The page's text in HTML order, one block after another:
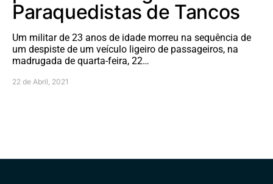
Paraquedistas de Tancos
Um militar de 23 anos de idade morreu na sequência de
um despiste de um veículo ligeiro de passageiros, na
madrugada de quarta-feira, 22…
22 de Abril, 2021